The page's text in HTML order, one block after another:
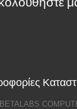
BETALABS